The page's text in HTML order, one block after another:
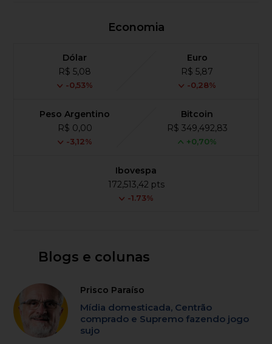
Economia
Dólar
R$ 5,08
-0,53%
Euro
R$ 5,87
-0,28%
Peso Argentino
R$ 0,00
-3,12%
Bitcoin
R$ 349,492,83
+0,70%
Ibovespa
172,513,42 pts
-1.73%
Blogs e colunas
Prisco Paraíso
Mídia domesticada, Centrão
comprado e Supremo fazendo jogo
sujo